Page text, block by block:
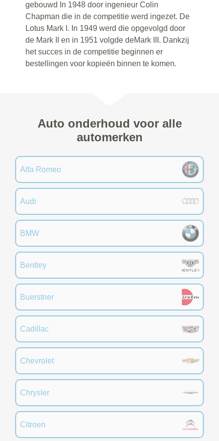
gebouwd In 1948 door ingenieur Colin
Chapman die in de competitie werd ingezet. De
Lotus Mark I. In 1949 werd die opgevolgd door
de Mark II en in 1951 volgde deMark III. Dankzij
het succes in de competitie beginnen er
bestellingen voor kopieën binnen te komen.
Auto onderhoud voor alle
automerken
Alfa Romeo
Audi
BMW
Bentley
Buerstner
Cadillac
Chevrolet
Chrysler
Citroen